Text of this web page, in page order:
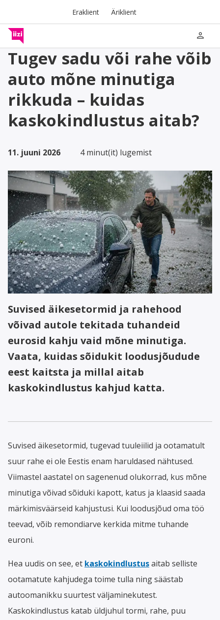
Eraklient Äriklient
person
Tugev sadu või rahe võib
auto mõne minutiga
rikkuda – kuidas
kaskokindlustus aitab?
11. juuni 2026 4 minut(it) lugemist
Suvised äikesetormid ja rahehood
võivad autole tekitada tuhandeid
eurosid kahju vaid mõne minutiga.
Vaata, kuidas sõidukit loodusjõudude
eest kaitsta ja millal aitab
kaskokindlustus kahjud katta.
Suvised äikesetormid, tugevad tuuleiilid ja ootamatult
suur rahe ei ole Eestis enam haruldased nähtused.
Viimastel aastatel on sagenenud olukorrad, kus mõne
minutiga võivad sõiduki kapott, katus ja klaasid saada
märkimisväärseid kahjustusi. Kui loodusjõud oma töö
teevad, võib remondiarve kerkida mitme tuhande
euroni.
Hea uudis on see, et kaskokindlustusaitab selliste
ootamatute kahjudega toime tulla ning säästab
autoomanikku suurtest väljaminekutest.
Kaskokindlustus katab üldjuhul tormi, rahe, puu